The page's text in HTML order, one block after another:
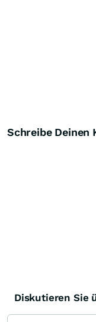
Schreibe Deinen
Diskutieren Sie